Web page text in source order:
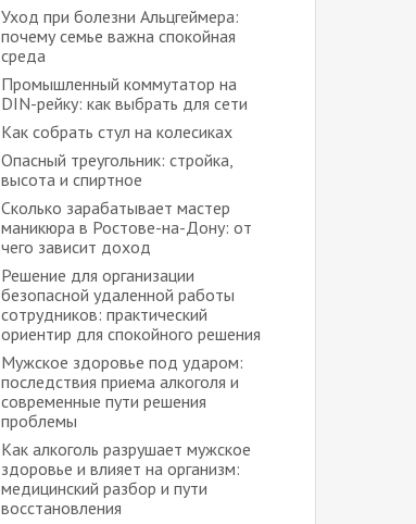
Уход при болезни Альцгеймера:
почему семье важна спокойная
среда
Промышленный коммутатор на
DIN-рейку: как выбрать для сети
Как собрать стул на колесиках
Опасный треугольник: стройка,
высота и спиртное
Сколько зарабатывает мастер
маникюра в Ростове-на-Дону: от
чего зависит доход
Решение для организации
безопасной удаленной работы
сотрудников: практический
ориентир для спокойного решения
Мужское здоровье под ударом:
последствия приема алкоголя и
современные пути решения
проблемы
Как алкоголь разрушает мужское
здоровье и влияет на организм:
медицинский разбор и пути
восстановления